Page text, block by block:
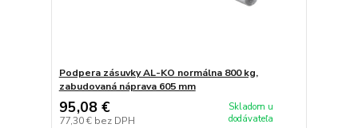
Podpera zásuvky AL-KO normálna 800 kg,
zabudovaná náprava 605 mm
95,08 €
77,30 € bez DPH
Skladom u
dodávateľa